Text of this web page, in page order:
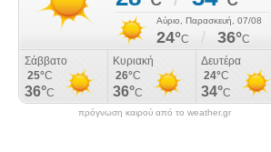
πρόγνωση καιρού από το weather.gr